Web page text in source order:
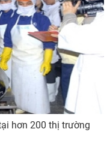
hơn 200 thị trường